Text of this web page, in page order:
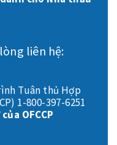
liên hệ:
Tuân thủ Hợp
1-800-397-6251
OFCCP